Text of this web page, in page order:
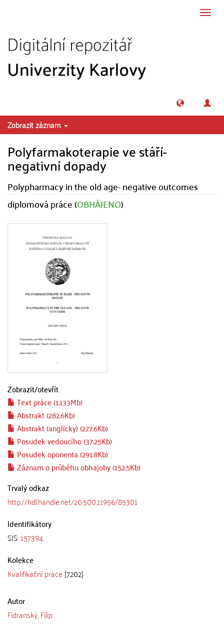
Zobrazit záznam
Polyfarmakoterapie ve stáří-
negativní dopady
Polypharmacy in the old age- negative outcomes
diplomová práce (OBHÁJENO)
Zobrazit/otevřít
Text práce (1.133Mb)
Abstrakt (282.6Kb)
Abstrakt (anglicky) (277.6Kb)
Posudek vedoucího (37.25Kb)
Posudek oponenta (291.8Kb)
Záznam o průběhu obhajoby (152.5Kb)
Trvalý odkaz
http://hdl.handle.net/20.500.11956/85301
Identifikátory
SIS:157394
Kolekce
Kvalifikační práce [7202]
Autor
Fidranský, Filip